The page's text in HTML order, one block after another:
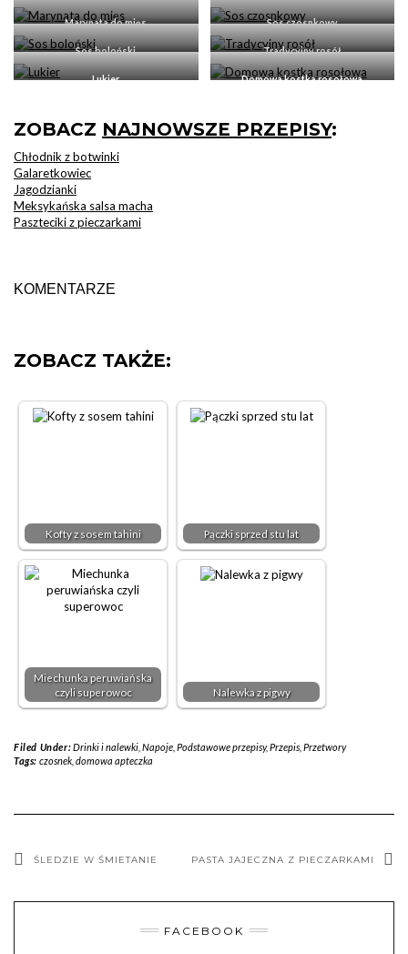
Marynata do mięs Sos czosnkowy
Sos boloński Tradycyjny rosół
Lukier Domowa kostka rosołowa
ZOBACZ NAJNOWSZE PRZEPISY:
Chłodnik z botwinki
Galaretkowiec
Jagodzianki
Meksykańska salsa macha
Paszteciki z pieczarkami
KOMENTARZE
ZOBACZ TAKŻE:
Kofty z sosem tahini Pączki sprzed stu lat
Miechunka peruwiańska
czyli superowoc
Nalewka z pigwy
Filed Under:Drinki i nalewki, Napoje, Podstawowe przepisy, Przepis, Przetwory
Tags: czosnek, domowa apteczka
ŚLEDZIE W ŚMIETANIE PASTA JAJECZNA Z PIECZARKAMI
FACEBOOK